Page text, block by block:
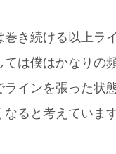
き続ける以上ラ
は僕はかなりの
ラインを張った状
ると考えています